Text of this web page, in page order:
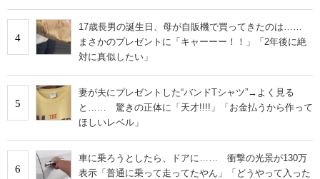
4
17歳長男の誕生日、母が自販機で買ってきたのは……
まさかのプレゼントに「キャーーー！！」「2年後に絶
対に真似したい」
5
妻が夫にプレゼントした“バンドTシャツ”→よく見る
と…… 驚きの正体に「天才!!!!」「お金払うから作って
ほしいレベル」
6
車に乗ろうとしたら、ドアに…… 衝撃の光景が130万
表示「普通に乗って走ってたやん」「どうやって入った